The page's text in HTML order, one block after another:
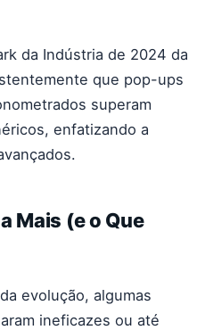
da Indústria de 2024 da
que pop-ups
superam
enfatizando a
Mais (e o Que
evolução, algumas
ineficazes ou até